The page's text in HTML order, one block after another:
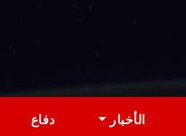
الأخبار دفاع